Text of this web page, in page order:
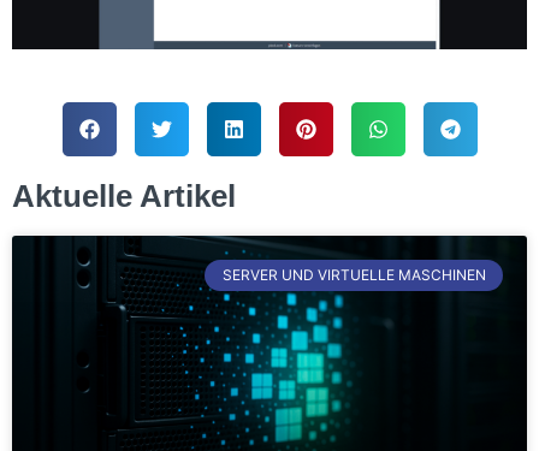
Aktuelle Artikel
SERVER UND VIRTUELLE MASCHINEN